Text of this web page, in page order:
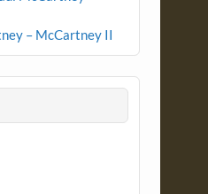
– McCartney II